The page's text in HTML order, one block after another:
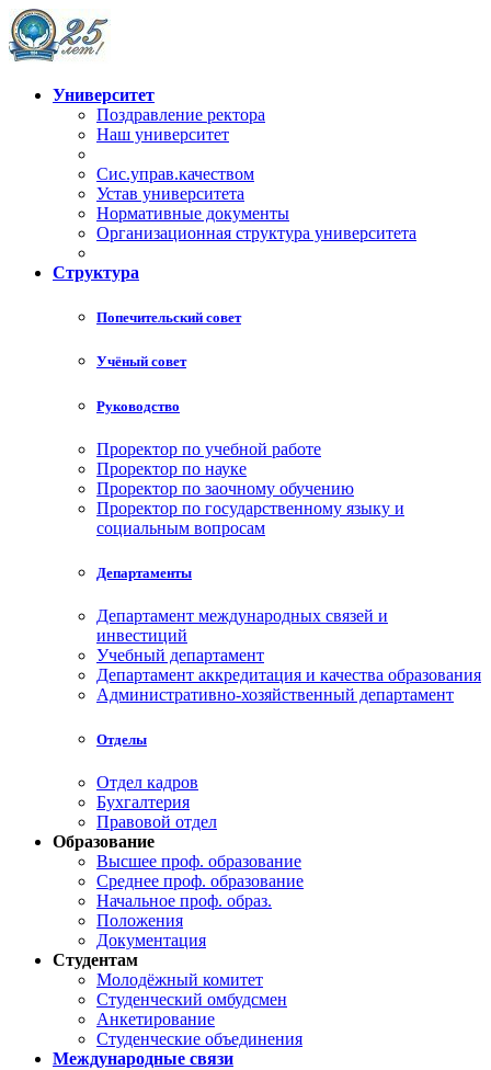
Университет
Поздравление ректора
Наш университет
Сис.управ.качеством
Устав университета
Нормативные документы
Организационная структура университета
Структура
Попечительский совет
Учёный совет
Руководство
Проректор по учебной работе
Проректор по науке
Проректор по заочному обучению
Проректор по государственному языку и
социальным вопросам
Департаменты
Департамент международных связей и
инвестиций
Учебный департамент
Департамент аккредитация и качества образования
Административно-хозяйственный департамент
Отделы
Отдел кадров
Бухгалтерия
Правовой отдел
Образование
Высшее проф. образование
Среднее проф. образование
Начальное проф. образ.
Положения
Документация
Студентам
Молодёжный комитет
Студенческий омбудсмен
Анкетирование
Студенческие объединения
Международные связи